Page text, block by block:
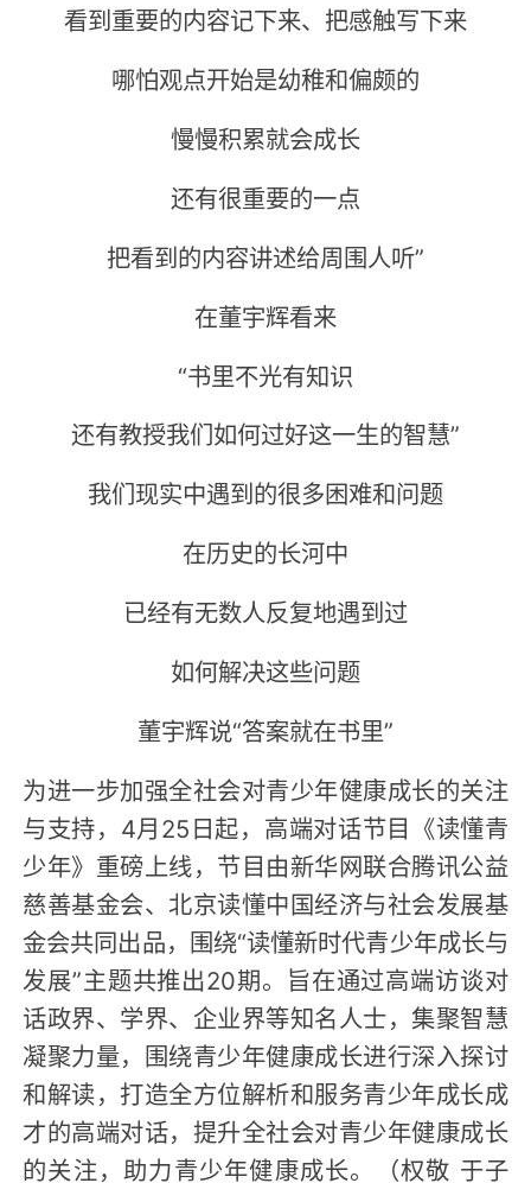
看到重要的内容记下来、把感触写下来
哪怕观点开始是幼稚和偏颇的
慢慢积累就会成长
还有很重要的一点
把看到的内容讲述给周围人听”
在董宇辉看来
“书里不光有知识
还有教授我们如何过好这一生的智慧”
我们现实中遇到的很多困难和问题
在历史的长河中
已经有无数人反复地遇到过
如何解决这些问题
董宇辉说“答案就在书里”
为进一步加强全社会对青少年健康成长的关注
与支持，4月25日起，高端对话节目《读懂青
少年》重磅上线，节目由新华网联合腾讯公益
慈善基金会、北京读懂中国经济与社会发展基
金会共同出品，围绕“读懂新时代青少年成长与
发展”主题共推出20期。旨在通过高端访谈对
话政界、学界、企业界等知名人士，集聚智慧
凝聚力量，围绕青少年健康成长进行深入探讨
和解读，打造全方位解析和服务青少年成长成
才的高端对话，提升全社会对青少年健康成长
的关注，助力青少年健康成长。（权敬 于子